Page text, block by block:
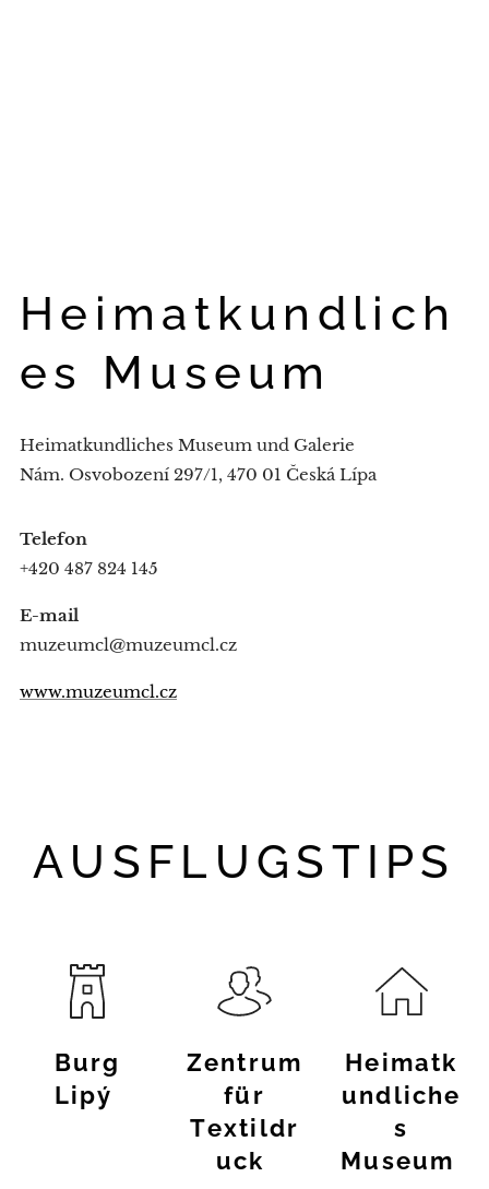
Heimatkundlich
es Museum
Heimatkundliches Museum und Galerie
Nám. Osvobození 297/1, 470 01 Česká Lípa
Telefon
+420 487 824 145
E-mail
muzeumcl@muzeumcl.cz
www.muzeumcl.cz
AUSFLUGSTIPS
Burg
Lipý
Zentrum
für
Textildr
uck
Heimatk
undliche
s
Museum